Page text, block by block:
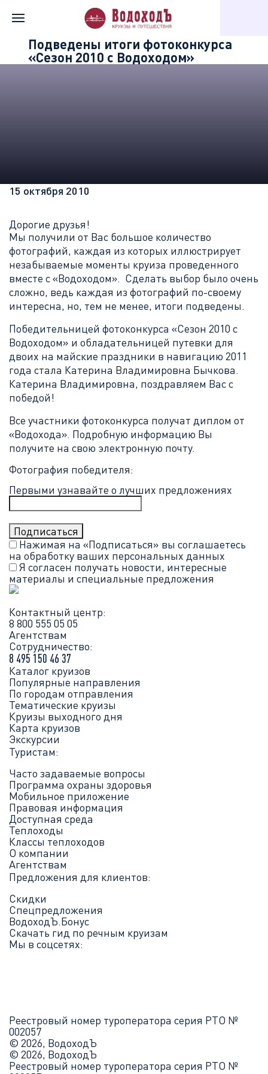
Главная Информация о компании Новости «Водохода»
Подведены итоги фотоконкурса
«Сезон 2010 с Водоходом»
15 октября 2010
Дорогие друзья!
Мы получили от Вас большое количество
фотографий, каждая из которых иллюстрирует
незабываемые моменты круиза проведенного
вместе с «Водоходом». Сделать выбор было очень
сложно, ведь каждая из фотографий по-своему
интересна, но, тем не менее, итоги подведены.
Победительницей фотоконкурса «Сезон 2010 с
Водоходом» и обладательницей путевки для
двоих на майские праздники в навигацию 2011
года стала Катерина Владимировна Бычкова.
Катерина Владимировна, поздравляем Вас с
победой!
Все участники фотоконкурса получат диплом от
«Водохода». Подробную информацию Вы
получите на свою электронную почту.
Фотография победителя:
Первыми узнавайте о лучших предложениях
Нажимая на «Подписаться» вы соглашаетесь
на обработку ваших персональных данных
Я согласен получать новости, интересные
материалы и специальные предложения
Контактный центр:
8 800 555 05 05
Агентствам
Сотрудничество:
8 495 150 46 37
Каталог круизов
Популярные направления
По городам отправления
Тематические круизы
Круизы выходного дня
Карта круизов
Экскурсии
Туристам:
Часто задаваемые вопросы
Программа охраны здоровья
Мобильное приложение
Правовая информация
Доступная среда
Теплоходы
Классы теплоходов
О компании
Агентствам
Предложения для клиентов:
Скидки
Спецпредложения
ВодоходЪ.Бонус
Скачать гид по речным круизам
Мы в соцсетях:
Реестровый номер туроператора серия РТО №
002057
© 2026, ВодоходЪ
© 2026, ВодоходЪ
Реестровый номер туроператора серия РТО №